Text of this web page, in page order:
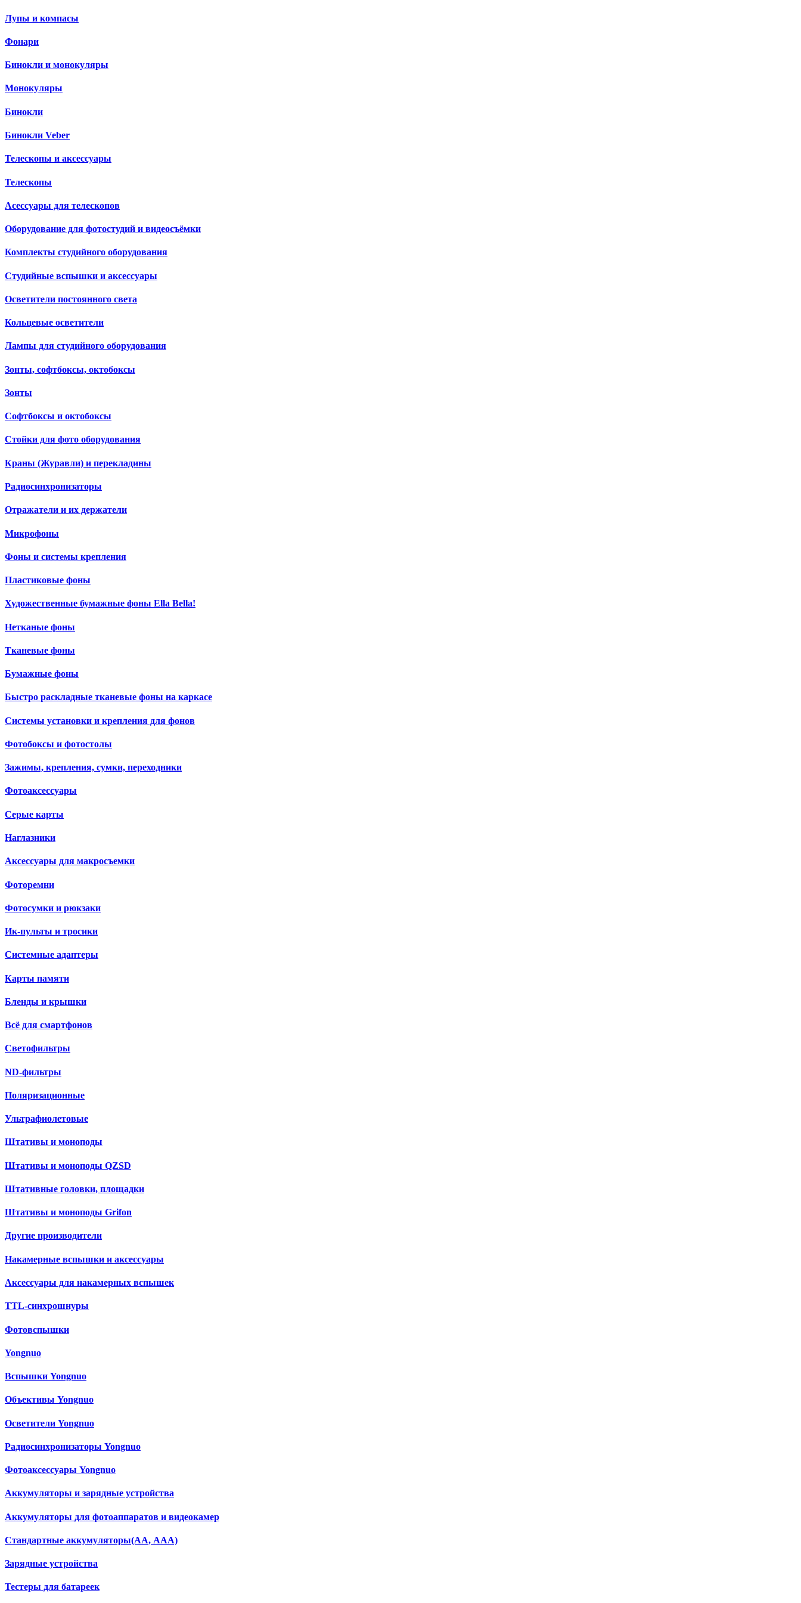
Лупы и компасы
Фонари
Бинокли и монокуляры
Монокуляры
Бинокли
Бинокли Veber
Телескопы и аксессуары
Телескопы
Асессуары для телескопов
Оборудование для фотостудий и видеосъёмки
Комплекты студийного оборудования
Студийные вспышки и аксессуары
Осветители постоянного света
Кольцевые осветители
Лампы для студийного оборудования
Зонты, софтбоксы, октобоксы
Зонты
Софтбоксы и октобоксы
Стойки для фото оборудования
Краны (Журавли) и перекладины
Радиосинхронизаторы
Отражатели и их держатели
Микрофоны
Фоны и системы крепления
Пластиковые фоны
Художественные бумажные фоны Ella Bella!
Нетканые фоны
Тканевые фоны
Бумажные фоны
Быстро раскладные тканевые фоны на каркасе
Системы установки и крепления для фонов
Фотобоксы и фотостолы
Зажимы, крепления, сумки, переходники
Фотоаксессуары
Серые карты
Наглазники
Аксессуары для макросъемки
Фоторемни
Фотосумки и рюкзаки
Ик-пульты и тросики
Системные адаптеры
Карты памяти
Бленды и крышки
Всё для смартфонов
Светофильтры
ND-фильтры
Поляризационные
Ультрафиолетовые
Штативы и моноподы
Штативы и моноподы QZSD
Штативные головки, площадки
Штативы и моноподы Grifon
Другие производители
Накамерные вспышки и аксессуары
Аксессуары для накамерных вспышек
TTL-синхрошнуры
Фотовспышки
Yongnuo
Вспышки Yongnuo
Объективы Yongnuo
Осветители Yongnuo
Радиосинхронизаторы Yongnuo
Фотоаксессуары Yongnuo
Аккумуляторы и зарядные устройства
Аккумуляторы для фотоаппаратов и видеокамер
Cтандартные аккумуляторы(АА, ААА)
Зарядные устройства
Тестеры для батареек